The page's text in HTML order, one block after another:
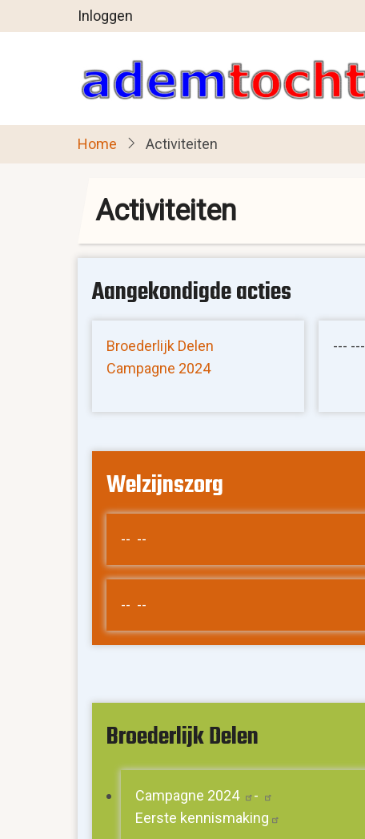
en
gaan
User
account
menu
Inloggen
Home Activiteiten
Activiteiten
Aangekondigde acties
Broederlijk Delen
Campagne 2024
--- ---
Welzijnszorg
-- --
-- --
Broederlijk Delen
Campagne 2024
-
Eerste kennismaking